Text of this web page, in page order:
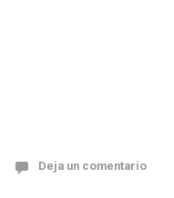
Deja un comentario